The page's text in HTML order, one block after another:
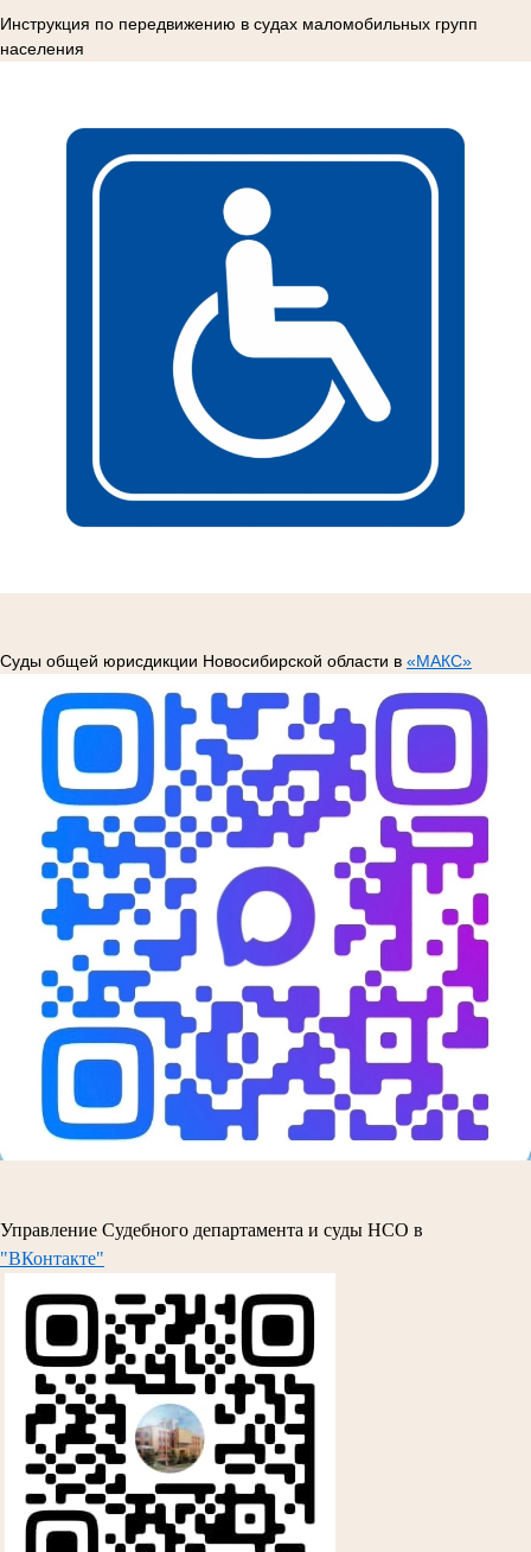
Инструкция по передвижению в судах маломобильных групп
населения
Суды общей юрисдикции Новосибирской области в «МАКС»
Управление Судебного департамента и суды НСО в
"ВКонтакте"